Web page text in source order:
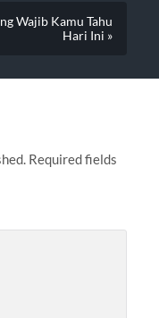
Wajib Kamu Tahu
Hari Ini »
Required fields